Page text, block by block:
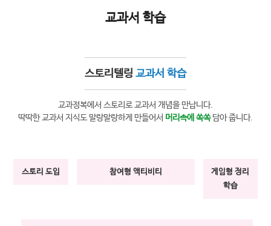
교과서 학습
스토리텔링 교과서 학습
교과정복에서 스토리로 교과서 개념을 만납니다.
딱딱한 교과서 지식도 말랑말랑하게 만들어서 머리속에 쏙쏙담아 줍니다.
스토리 도입 참여형 액티비티
게임형 정리
학습